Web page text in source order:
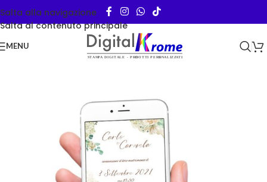
Salta alla navigazione
Salta al contenuto principale
MENU